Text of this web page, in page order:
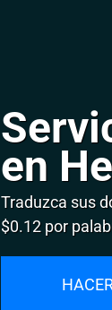
en
Traduzca sus
$0.12 por